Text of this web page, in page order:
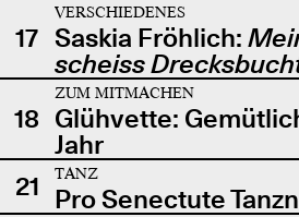
17
VERSCHIEDENES
Saskia Fröhlich:
scheiss
18
ZUM MITMACHEN
Glühvette:
Jahr
21
TANZ
Pro Senectute